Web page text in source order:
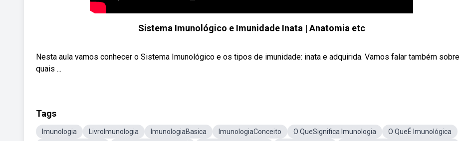
Sistema Imunológico e Imunidade Inata | Anatomia etc
Nesta aula vamos conhecer o Sistema Imunológico e os tipos de imunidade: inata e adquirida. Vamos falar também sobre
quais ...
Tags
Imunologia LivroImunologia ImunologiaBasica ImunologiaConceito O QueSignifica Imunologia
O QueÉ Imunológica